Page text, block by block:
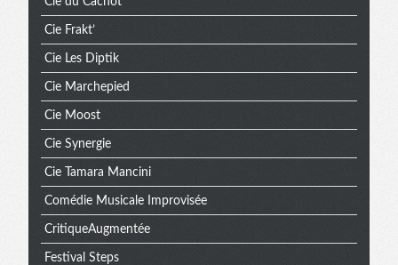
Cie Frakt’
Cie Les Diptik
Cie Marchepied
Cie Moost
Cie Synergie
Cie Tamara Mancini
Comédie Musicale Improvisée
CritiqueAugmentée
Festival Steps